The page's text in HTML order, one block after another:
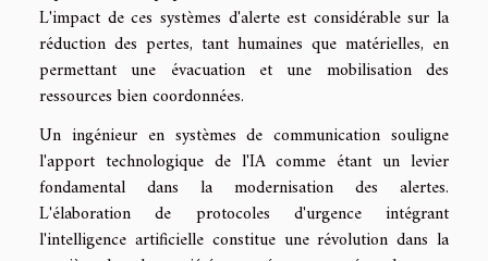
L'impact de ces systèmes d'alerte est considérable sur la
réduction des pertes, tant humaines que matérielles, en
permettant une évacuation et une mobilisation des
ressources bien coordonnées.
Un ingénieur en systèmes de communication souligne
l'apport technologique de l'IA comme étant un levier
fondamental dans la modernisation des alertes.
L'élaboration de protocoles d'urgence intégrant
l'intelligence artificielle constitue une révolution dans la